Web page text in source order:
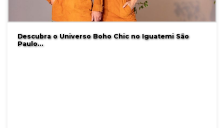
Descubra o Universo Boho Chic no Iguatemi São
Paulo…